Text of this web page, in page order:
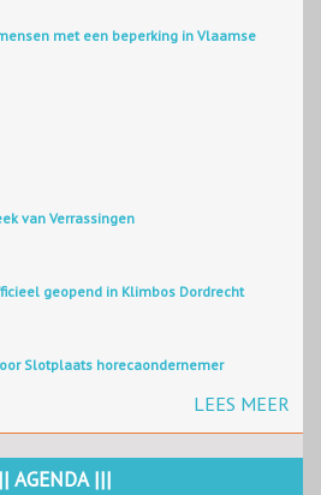
met een beperking in Vlaamse
van Verrassingen
geopend in Klimbos Dordrecht
Slotplaats horecaondernemer
LEES MEER
AGENDA |||